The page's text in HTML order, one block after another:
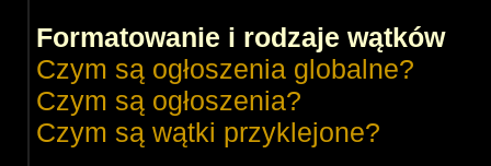
Formatowanie i rodzaje wątków
Czym są ogłoszenia globalne?
Czym są ogłoszenia?
Czym są wątki przyklejone?